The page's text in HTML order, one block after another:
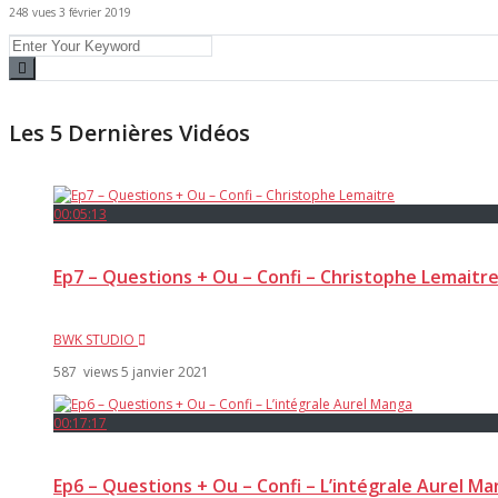
248 vues 3 février 2019
Les 5 Dernières Vidéos
00:05:13
Ep7 – Questions + Ou – Confi – Christophe Lemaitre
BWK STUDIO
587 views5 janvier 2021
00:17:17
Ep6 – Questions + Ou – Confi – L’intégrale Aurel